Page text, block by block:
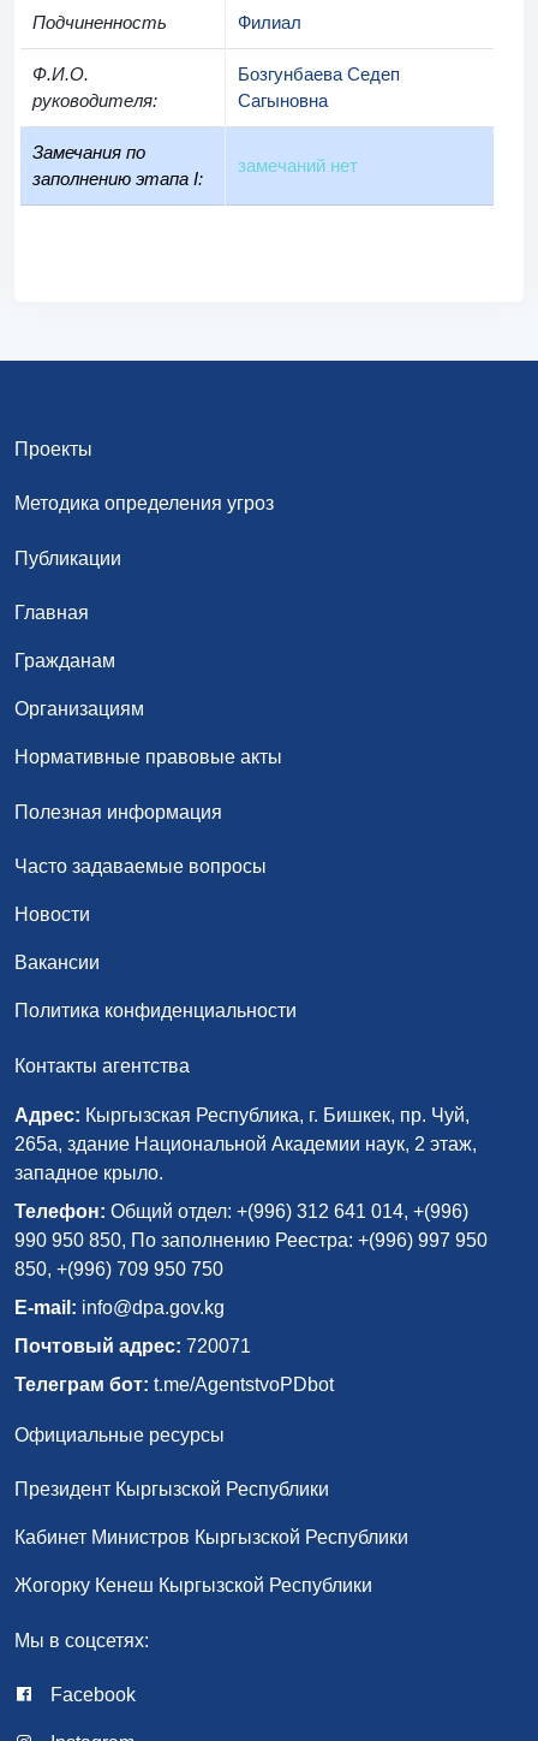
Подчиненность Филиал
Ф.И.О.
руководителя:
Бозгунбаева Седеп
Сагыновна
Замечания по
заполнению этапа I:
замечаний нет
Проекты
Методика определения угроз
Публикации
Главная
Гражданам
Организациям
Нормативные правовые акты
Полезная информация
Часто задаваемые вопросы
Новости
Вакансии
Политика конфиденциальности
Контакты агентства
Адрес: Кыргызская Республика, г. Бишкек, пр. Чуй,
265а, здание Национальной Академии наук, 2 этаж,
западное крыло.
Телефон: Общий отдел: +(996) 312 641 014, +(996)
990 950 850, По заполнению Реестра: +(996) 997 950
850, +(996) 709 950 750
E-mail: info@dpa.gov.kg
Почтовый адрес: 720071
Телеграм бот: t.me/AgentstvoPDbot
Официальные ресурсы
Президент Кыргызской Республики
Кабинет Министров Кыргызской Республики
Жогорку Кенеш Кыргызской Республики
Мы в соцсетях:
Facebook